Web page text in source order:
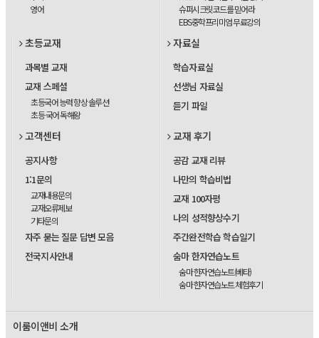
영어
슈퍼시크릿코드를 믿어라
EBS중학프리미엄 무료강의
초등교재
과목별 교재
교재 스페셜
초등국어 능력 향상 솔루션
초등 국어 독해왕
자료실
학습자료실
선생님 자료실
듣기 파일
고객센터
공지사항
1:1문의
교재내용문의
교재오류제보
기타문의
자주 묻는 질문 답변 모음
전국지사안내
교재 후기
공감 교재 리뷰
나만의 학습비법
교재 100자평
나의 성적향상수기
주간완전학습 학습일기
숨마 한자연습노트
숨마 한자연습노트(베타)
숨마 한자연습노트 체험후기
이룸이앤비 소개